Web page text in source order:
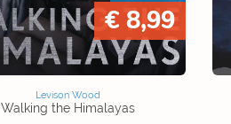
€ 8,99
Levison Wood
Walking the Himalayas